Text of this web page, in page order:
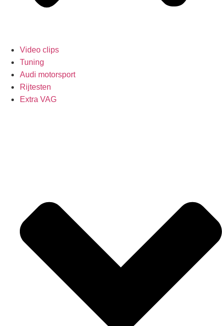
Video clips
Tuning
Audi motorsport
Rijtesten
Extra VAG